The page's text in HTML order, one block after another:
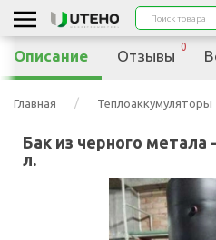
Главная Теплоаккумуляторы
Бак из черного метала
л.
Описание Отзывы
0